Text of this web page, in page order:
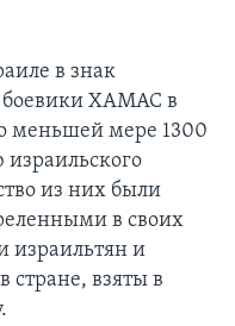
в знак
боевики ХАМАС в
меньшей мере 1300
израильского
из них были
в своих
израильтян и
стране, взяты в